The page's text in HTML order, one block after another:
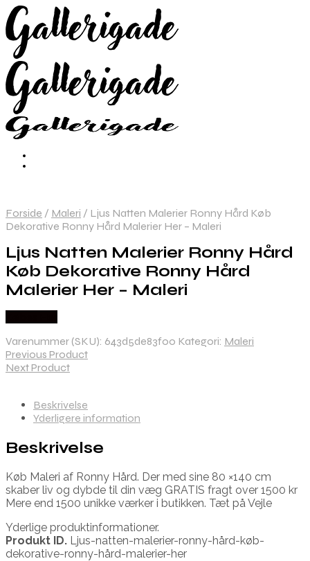
Forside / Maleri / Ljus Natten Malerier Ronny Hård Køb
Dekorative Ronny Hård Malerier Her – Maleri
Ljus Natten Malerier Ronny Hård
Køb Dekorative Ronny Hård
Malerier Her – Maleri
Varenummer (SKU): 643d5de83f00 Kategori: Maleri
Previous Product
Next Product
Beskrivelse
Yderligere information
Beskrivelse
Køb Maleri af Ronny Hård. Der med sine 80 ×140 cm
skaber liv og dybde til din væg GRATIS fragt over 1500 kr
Mere end 1500 unikke værker i butikken. Tæt på Vejle
Yderlige produktinformationer.
Produkt ID. Ljus-natten-malerier-ronny-hård-køb-
dekorative-ronny-hård-malerier-her